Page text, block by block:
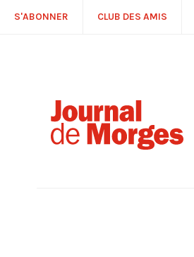
S'ABONNER CLUB DES AMIS